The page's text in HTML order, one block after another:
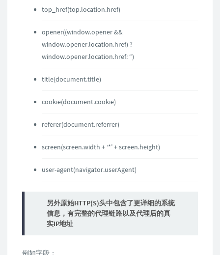
top_href(top.location.href)
opener((window.opener &&
window.opener.location.href) ?
window.opener.location.href: “)
title(document.title)
cookie(document.cookie)
referer(document.referrer)
screen(screen.width + ‘*’ + screen.height)
user-agent(navigator.userAgent)
另外原始HTTP(S)头中包含了更详细的系统
信息，有完整的代理链路以及代理后的真
实IP地址
例如字段：